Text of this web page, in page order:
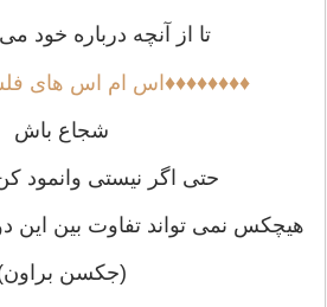
تا از آنچه درباره خود
♦♦♦♦♦♦♦♦اس ام اس های
شجاع باش
حتی اگر نیستی وانمود
هیچکس نمی تواند تفاوت بین این
(جکسن